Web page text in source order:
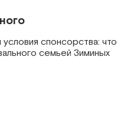
спонсорства: что
семьей Зиминых